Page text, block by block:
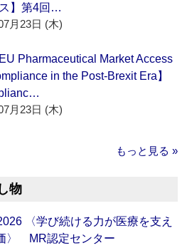
】第4回…
月23日 (木)
Pharmaceutical Market Access
in the Post-Brexit Era】
月23日 (木)
もっと見る »
物
〈学び続ける力が医療を支え
〉 MR認定センター